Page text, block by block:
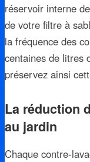
réservoir interne
de votre filtre à
la fréquence des
centaines de litres
préservez ainsi
La réduction
au jardin
Chaque contre-